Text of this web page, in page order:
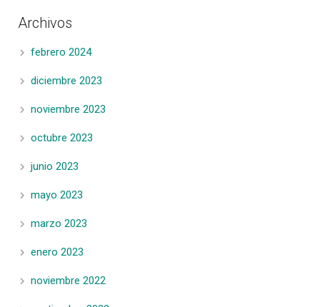
Archivos
febrero 2024
diciembre 2023
noviembre 2023
octubre 2023
junio 2023
mayo 2023
marzo 2023
enero 2023
noviembre 2022